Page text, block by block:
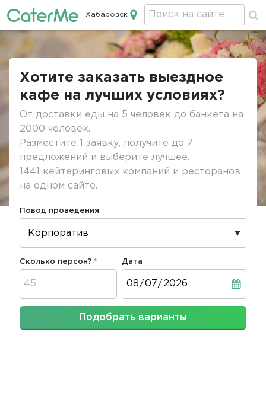
Кейтеринг в Хабаровске
Хабаровск
Строка
Хотите заказать выездное
кафе на лучших условиях?
От доставки еды на 5 человек до банкета на
2000 человек.
Разместите 1 заявку, получите до 7
предложений и выберите лучшее.
1441 кейтеринговых компаний и ресторанов
на одном сайте.
Повод проведения
Сколько персон? Дата
Подобрать варианты